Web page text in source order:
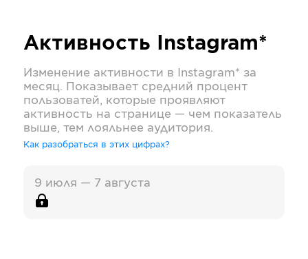
Активность Instagram*
Изменение активности в Instagram* за
месяц. Показывает средний процент
пользоватей, которые проявляют
активность на странице — чем показатель
выше, тем лояльнее аудитория.
Как разобраться в этих цифрах?
9 июля — 7 августа